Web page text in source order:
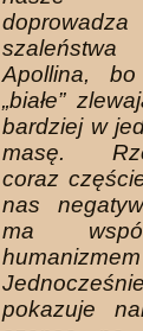
Apollina,
„białe”
bardziej w
masę.
coraz
nas
ma
pokazuje